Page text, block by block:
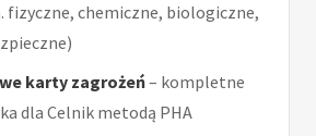
fizyczne, chemiczne, biologiczne,
karty zagrożeń– kompletne
dla Celnik metodą PHA